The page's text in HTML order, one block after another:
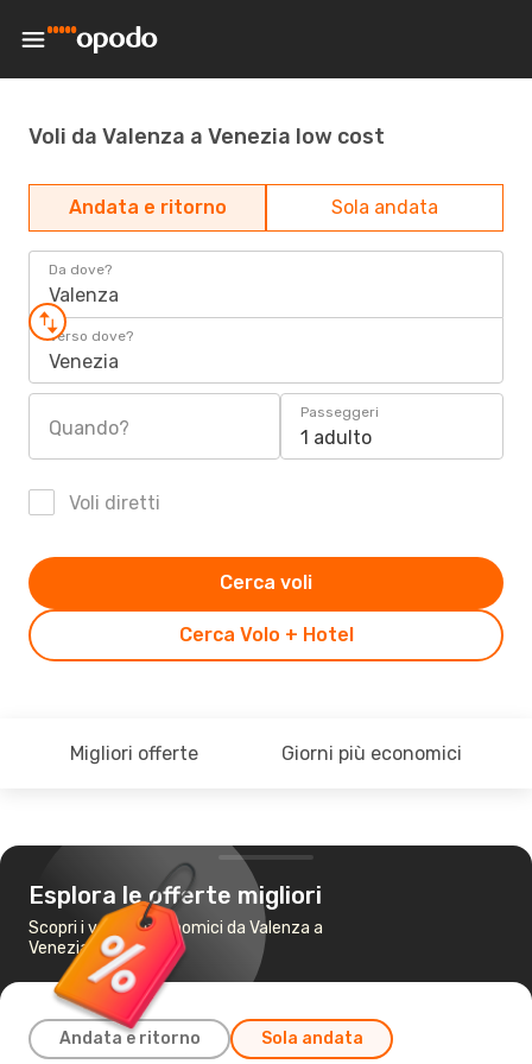
Voli da Valenza a Venezia low cost
Andata e ritorno Sola andata
Da dove?
Valenza
Verso dove?
Venezia
Quando?
Passeggeri
1 adulto
Voli diretti
Cerca Volo + Hotel
Cerca voli
Migliori offerte Giorni più economici
Esplora le offerte migliori
Scopri i voli più economici da Valenza a
Venezia
Andata e ritorno Sola andata